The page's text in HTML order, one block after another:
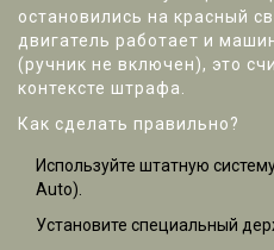
остановились на красный
двигатель работает и
(ручник не включен), это
контексте штрафа.
Как сделать правильно?
Используйте штатную
Auto).
Установите специальный